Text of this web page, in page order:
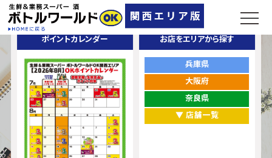
ポイントカレンダー お店をエリアから探す
兵庫県
大阪府
奈良県
▼ 店舗一覧